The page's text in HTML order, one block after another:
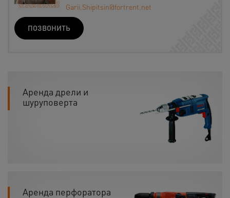
Garii.Shipitsin@fortrent.net
ПОЗВОНИТЬ
Аренда дрели и
шуруповерта
Аренда перфоратора